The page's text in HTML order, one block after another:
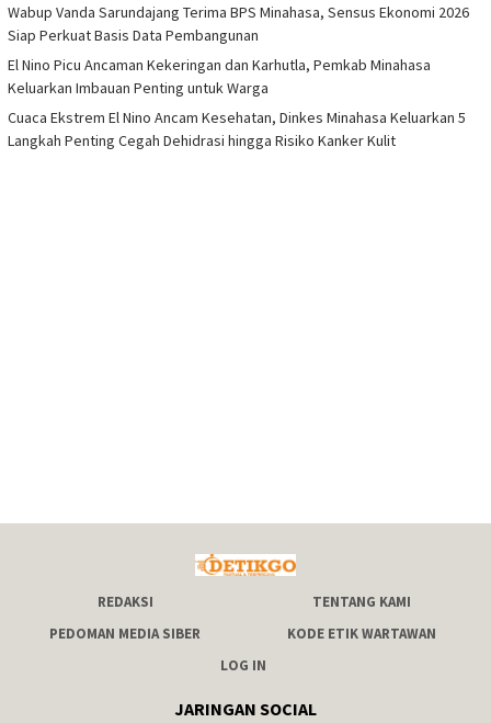
Wabup Vanda Sarundajang Terima BPS Minahasa, Sensus Ekonomi 2026
Siap Perkuat Basis Data Pembangunan
El Nino Picu Ancaman Kekeringan dan Karhutla, Pemkab Minahasa
Keluarkan Imbauan Penting untuk Warga
Cuaca Ekstrem El Nino Ancam Kesehatan, Dinkes Minahasa Keluarkan 5
Langkah Penting Cegah Dehidrasi hingga Risiko Kanker Kulit
REDAKSI
TENTANG KAMI
PEDOMAN MEDIA SIBER
KODE ETIK WARTAWAN
LOG IN
JARINGAN SOCIAL